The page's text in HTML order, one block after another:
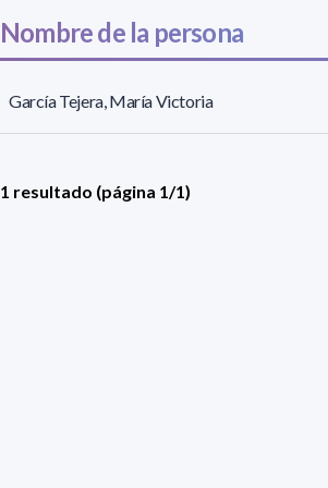
Nombre de la persona
García Tejera, María Victoria
1 resultado (página 1/1)